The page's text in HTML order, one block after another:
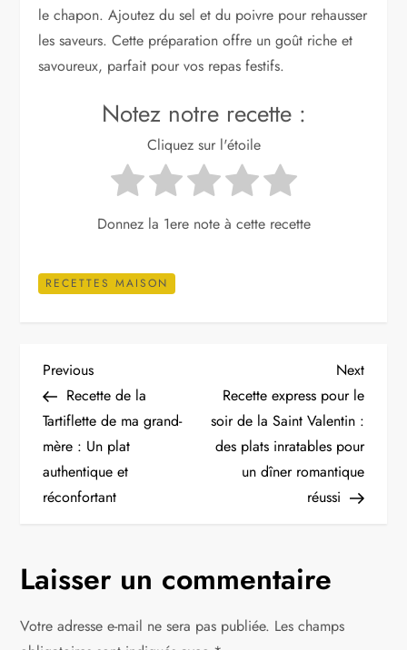
le chapon. Ajoutez du sel et du poivre pour rehausser
les saveurs. Cette préparation offre un goût riche et
savoureux, parfait pour vos repas festifs.
Notez notre recette :
Cliquez sur l'étoile
Donnez la 1ere note à cette recette
RECETTES MAISON
N
a
v
i
a
t
Previous
Post
Previous
Recette de la
Tartiflette de ma grand-
mère : Un plat
authentique et
réconfortant
Next
Post
Next
Recette express pour le
soir de la Saint Valentin :
des plats inratables pour
un dîner romantique
réussi
Laisser un commentaire
Votre adresse e-mail ne sera pas publiée. Les champs